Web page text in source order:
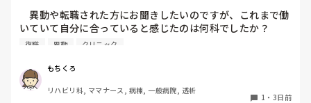
異動や転職された方にお聞きしたいのですが、これまで働
いていて自分に合っていると感じたのは何科でしたか？
また、どんなところが合っていると感じましたか？
私はこれまで脳神経外科、リハビリ科、透析室と経験しまし
たが、どこもしっくり来なくて悩んでいます…。次回の転職
の参考にさせていただきたいです😭
復職 異動 クリニック
もちくろ
リハビリ科, ママナース, 病棟, 一般病院, 透析
1 ・ 3日前